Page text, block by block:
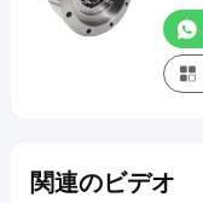
信
い
関連のビデオ